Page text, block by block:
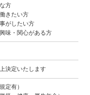
方
きたい方
がしたい方
味・関心がある方
決定いたします
定有）